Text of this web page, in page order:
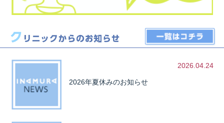
2026.04.24
2026年夏休みのお知らせ